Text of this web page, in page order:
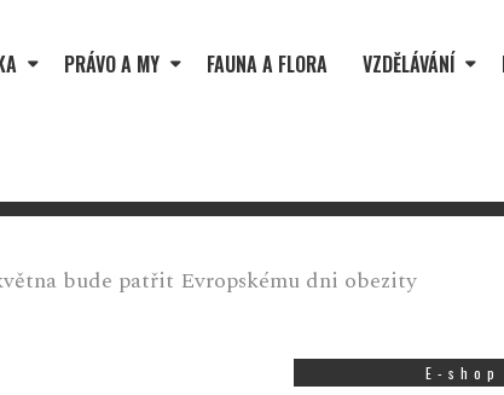
PRÁVO A MY FAUNA A FLORA VZDĚLÁVÁNÍ
bude patřit Evropskému dni obezity
E-